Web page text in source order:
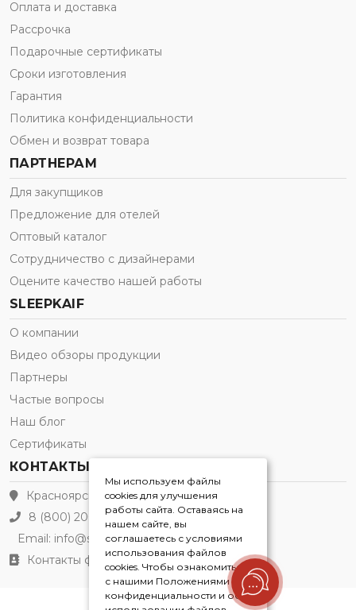
Мы используем файлы
cookies для улучшения
работы сайта. Оставаясь на
нашем сайте, вы
соглашаетесь с условиями
использования файлов
cookies. Чтобы ознакомиться
с нашими Положениями о
конфиденциальности и об
Оплата и доставка
Рассрочка
Подарочные сертификаты
Сроки изготовления
Гарантия
Политика конфиденциальности
Обмен и возврат товара
ПАРТНЕРАМ
Для закупщиков
Предложение для отелей
Оптовый каталог
Сотрудничество с дизайнерами
Оцените качество нашей работы
SLEEPKAIF
О компании
Видео обзоры продукции
Партнеры
Частые вопросы
Наш блог
Сертификаты
КОНТАКТЫ
Красноярск
8 (800) 200-21-91
Email: info@sleepkaif.ru
Контакты филиалов